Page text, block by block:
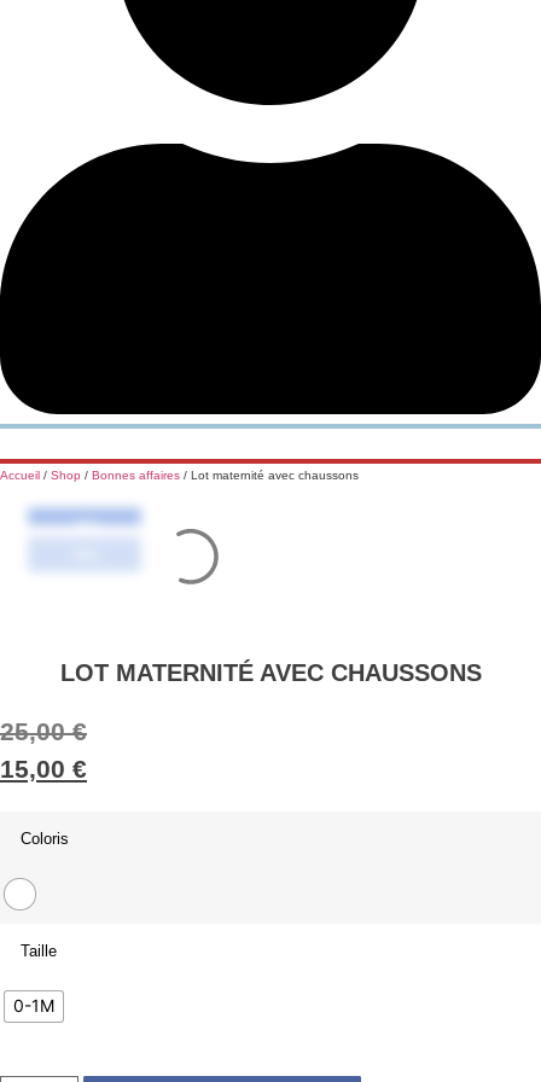
Accueil / Shop / Bonnes affaires / Lot maternité avec chaussons
-40%
LOT MATERNITÉ AVEC CHAUSSONS
25,00€
15,00 €
Coloris
Taille
0-1M